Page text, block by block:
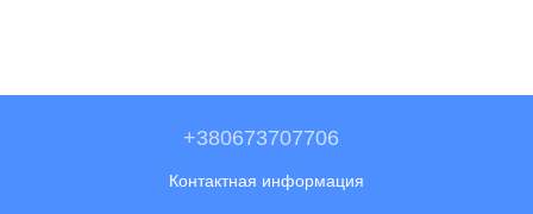
+380673707706
Контактная информация